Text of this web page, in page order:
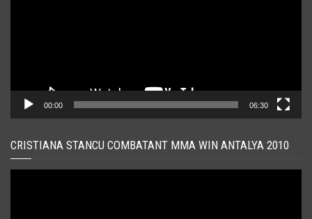
00:00 06:30
CRISTIANA STANCU COMBATANT MMA WIN ANTALYA 2010